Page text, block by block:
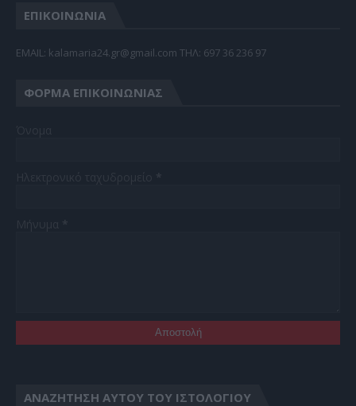
ΕΠΙΚΟΙΝΩΝΙΑ
EMAIL: kalamaria24.gr@gmail.com TΗΛ: 697 36 236 97
ΦΌΡΜΑ ΕΠΙΚΟΙΝΩΝΊΑΣ
ΑΝΑΖΉΤΗΣΗ ΑΥΤΟΎ ΤΟΥ ΙΣΤΟΛΟΓΊΟΥ